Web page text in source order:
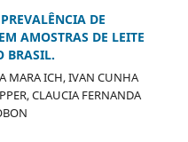
DE
AMOSTRAS DE LEITE
BRASIL.
MARA ICH, IVAN CUNHA
CLAUCIA FERNANDA